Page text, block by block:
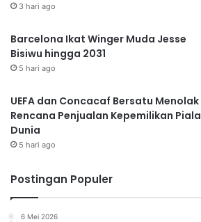
3 hari ago
Barcelona Ikat Winger Muda Jesse
Bisiwu hingga 2031
5 hari ago
UEFA dan Concacaf Bersatu Menolak
Rencana Penjualan Kepemilikan Piala
Dunia
5 hari ago
Postingan Populer
6 Mei 2026